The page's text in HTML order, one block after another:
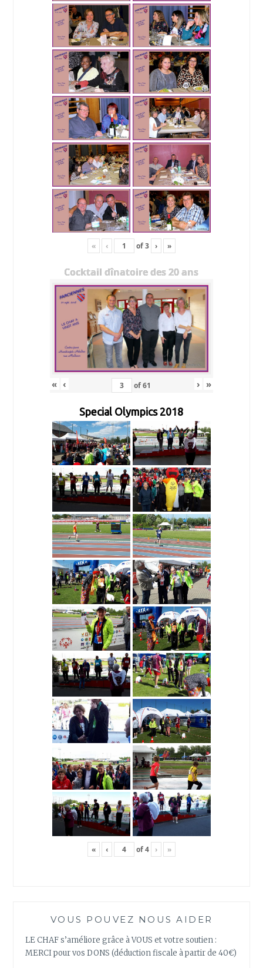
« ‹ of3 › »
Cocktail dînatoire des 20 ans
« ‹ of61 › »
Special Olympics 2018
« ‹ of4 › »
VOUS POUVEZ NOUS AIDER
LE CHAF s’améliore grâce à VOUS et votre soutien :
MERCI pour vos DONS (déduction fiscale à partir de 40€)